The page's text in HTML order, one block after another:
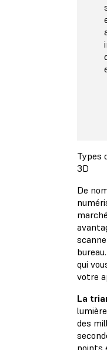
Types
3D
De
qui
votre
La
des